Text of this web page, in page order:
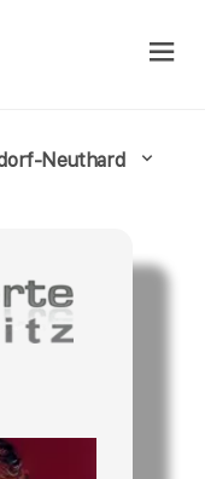
Neuthard